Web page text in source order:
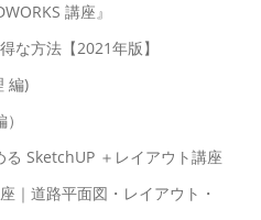
講座』
な方法【2021年版】
編)
SketchUP ＋レイアウト講座
｜道路平面図・レイアウト・